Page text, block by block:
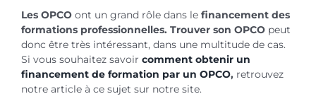
Les OPCOont un grand rôle dans lefinancement des
formations professionnelles. Trouver son OPCOpeut
donc être très intéressant, dans une multitude de cas.
Si vous souhaitez savoir comment obtenir un
financement de formation par un OPCO,retrouvez
notre article à ce sujet sur notre site.